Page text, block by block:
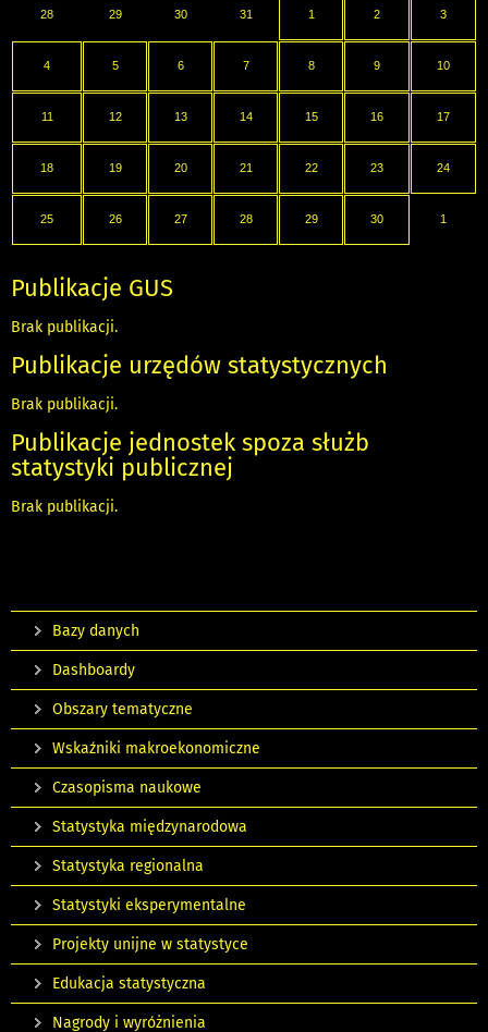
28 29 30 31 1 2 3
4 5 6 7 8 9 10
11 12 13 14 15 16 17
18 19 20 21 22 23 24
25 26 27 28 29 30 1
Publikacje GUS
Brak publikacji.
Publikacje urzędów statystycznych
Brak publikacji.
Publikacje jednostek spoza służb
statystyki publicznej
Brak publikacji.
Bazy danych
Dashboardy
Obszary tematyczne
Wskaźniki makroekonomiczne
Czasopisma naukowe
Statystyka międzynarodowa
Statystyka regionalna
Statystyki eksperymentalne
Projekty unijne w statystyce
Edukacja statystyczna
Nagrody i wyróżnienia